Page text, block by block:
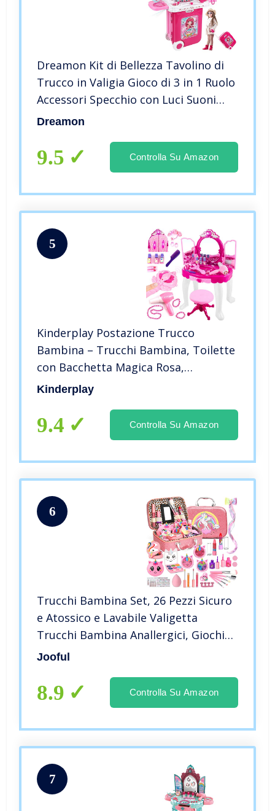
Dreamon Kit di Bellezza Tavolino di
Trucco in Valigia Gioco di 3 in 1 Ruolo
Accessori Specchio con Luci Suoni
Regalo per Bambini
Dreamon
9.5 Controlla Su Amazon
5
Kinderplay Postazione Trucco
Bambina – Trucchi Bambina, Toilette
con Bacchetta Magica Rosa,
Asciugacapelli Funziona Come se
MP3 Specchiera, KP8846
Kinderplay
9.4 Controlla Su Amazon
6
Trucchi Bambina Set, 26 Pezzi Sicuro
e Atossico e Lavabile Valigetta
Trucchi Bambina Anallergici, Giochi
Bambina Natale Compleanno Regalo
Jooful
8.9 Controlla Su Amazon
7